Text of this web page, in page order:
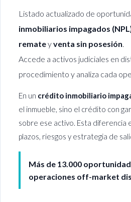
Listado actualizado de
inmobiliarios impagados
remateyventa sin posesión.
Accede a activos judiciales en
procedimiento y analiza cada
En un crédito inmobiliario
el inmueble, sino el crédito con
sobre ese activo. Esta diferencia
plazos, riesgos y estrategia de
Más de 13.000
operaciones off-market